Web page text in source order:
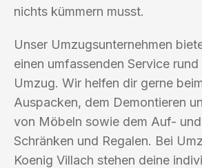
nichts kümmern musst.
Unser Umzugsunternehmen
einen umfassenden Service rund
Umzug. Wir helfen dir gerne
Auspacken, dem Demontieren
von Möbeln sowie dem Auf-
Schränken und Regalen. Bei
Koenig Villach stehen deine